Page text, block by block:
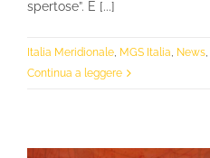
spertose”. E [...]
Italia Meridionale MGS Italia News
Continua a leggere